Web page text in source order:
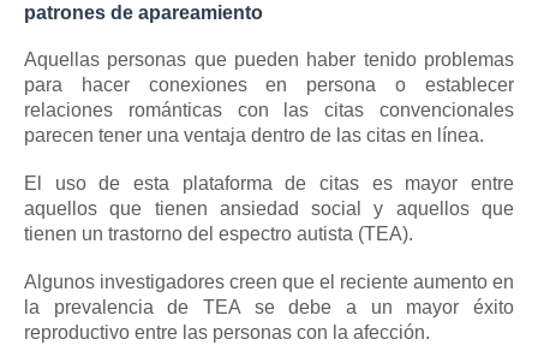
patrones de apareamiento
Aquellas personas que pueden haber tenido problemas
para hacer conexiones en persona o establecer
relaciones románticas con las citas convencionales
parecen tener una ventaja dentro de las citas en línea.
El uso de esta plataforma de citas es mayor entre
aquellos que tienen ansiedad social
y aquellos que
tienen un trastorno del espectro autista (TEA).
Algunos investigadores creen que el reciente aumento en
la prevalencia de TEA se debe a un mayor éxito
reproductivo entre las personas con la afección.